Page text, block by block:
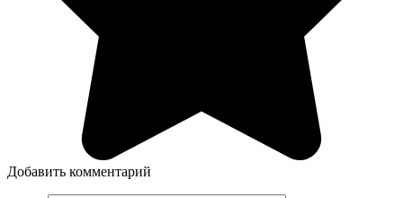
Добавить комментарий